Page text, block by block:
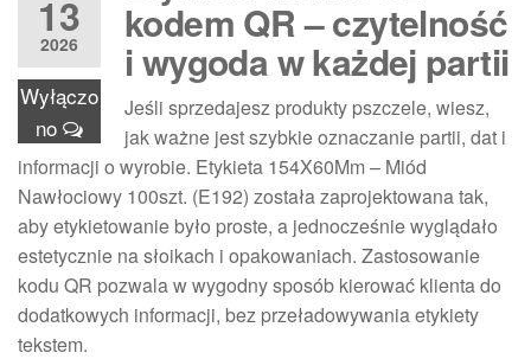
13
2026
Wyłączo
no
kodem QR – czytelność
i wygoda w każdej partii
Jeśli sprzedajesz produkty pszczele, wiesz,
jak ważne jest szybkie oznaczanie partii, dat i
informacji o wyrobie. Etykieta 154X60Mm – Miód
Nawłociowy 100szt. (E192) została zaprojektowana tak,
aby etykietowanie było proste, a jednocześnie wyglądało
estetycznie na słoikach i opakowaniach. Zastosowanie
kodu QR pozwala w wygodny sposób kierować klienta do
dodatkowych informacji, bez przeładowywania etykiety
tekstem.